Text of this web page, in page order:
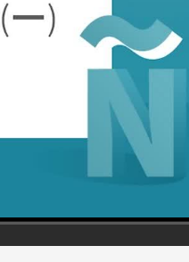
高清 1x